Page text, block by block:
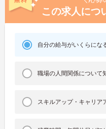
この求人につ
自分の給与がいくらにな
職場の人間関係について
スキルアップ・キャリア